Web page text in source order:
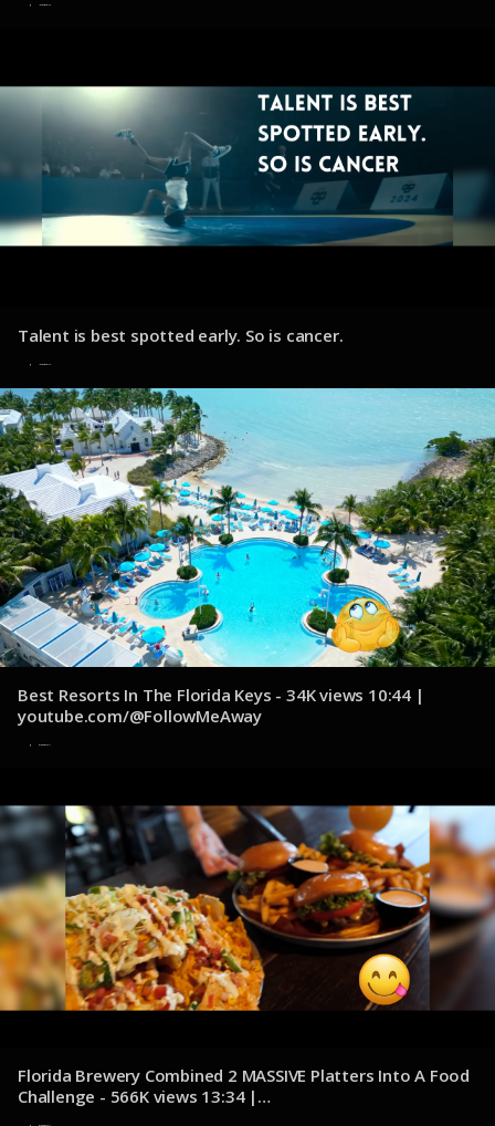
Talent is best spotted early. So is cancer.
Best Resorts In The Florida Keys - 34K views 10:44 |
youtube.com/@FollowMeAway
Florida Brewery Combined 2 MASSIVE Platters Into A Food
Challenge - 566K views 13:34 |